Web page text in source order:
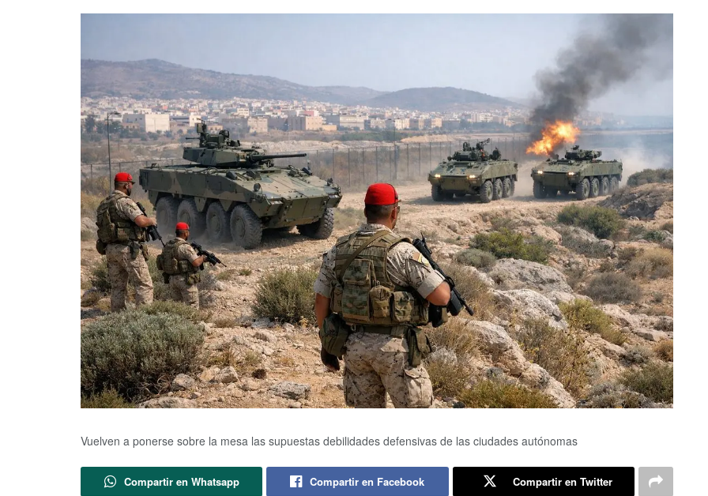
Vuelven a ponerse sobre la mesa las supuestas debilidades defensivas de las ciudades autónomas
Compartir en Whatsapp Compartir en Facebook Compartir en Twitter